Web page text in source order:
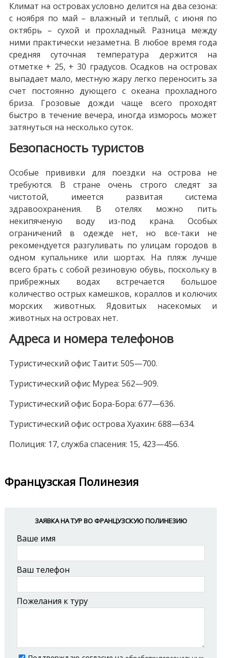
Климат на островах условно делится на два сезона:
с ноября по май – влажный и теплый, с июня по
октябрь – сухой и прохладный. Разница между
ними практически незаметна. В любое время года
средняя суточная температура держится на
отметке + 25, + 30 градусов. Осадков на островах
выпадает мало, местную жару легко переносить за
счет постоянно дующего с океана прохладного
бриза. Грозовые дожди чаще всего проходят
быстро в течение вечера, иногда изморось может
затянуться на несколько суток.
Безопасность туристов
Особые прививки для поездки на острова не
требуются. В стране очень строго следят за
чистотой, имеется развитая система
здравоохранения. В отелях можно пить
некипяченую воду из-под крана. Особых
ограничений в одежде нет, но все-таки не
рекомендуется разгуливать по улицам городов в
одном купальнике или шортах. На пляж лучше
всего брать с собой резиновую обувь, поскольку в
прибрежных водах встречается большое
количество острых камешков, кораллов и колючих
морских животных. Ядовитых насекомых и
животных на островах нет.
Адреса и номера телефонов
Туристический офис Таити: 505—700.
Туристический офис Муреа: 562—909.
Туристический офис Бора-Бора: 677—636.
Туристический офис острова Хуахин: 688—634.
Полиция: 17, служба спасения: 15, 423—456.
Французская Полинезия
ЗАЯВКА НА ТУР ВО ФРАНЦУЗСКУЮ ПОЛИНЕЗИЮ
Ваше имя
Ваш телефон
Пожелания к туру